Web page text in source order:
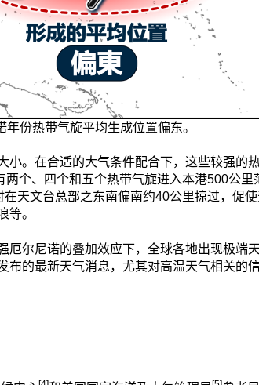
年份热带气旋平均生成位置偏东。
。在合适的大气条件配合下，这些较强的
个、四个和五个热带气旋进入本港500公
天文台总部之东南偏南约40公里掠过，促
等。
尔尼诺的叠加效应下，全球各地出现极端
的最新天气消息，尤其对高温天气相关的